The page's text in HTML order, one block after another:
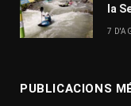
la
7
PUBLICACIONS